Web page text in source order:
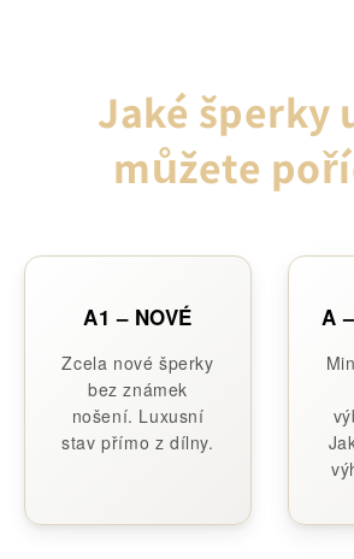
Jaké šperky
můžete
A1 – NOVÉ
Zcela nové šperky
bez známek
nošení. Luxusní
stav přímo z dílny.
A